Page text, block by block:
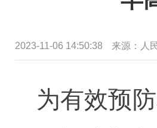
2023-11-06 14:50:38 来源： 人
为有效预